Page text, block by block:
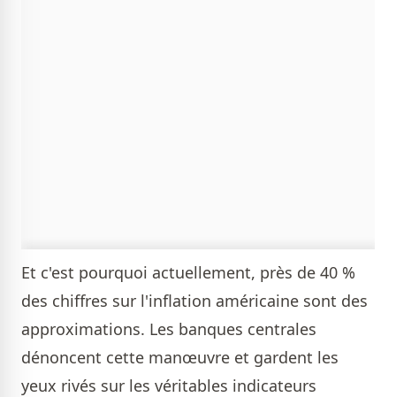
Et c'est pourquoi actuellement, près de 40 %
des chiffres sur l'inflation américaine sont des
approximations. Les banques centrales
dénoncent cette manœuvre et gardent les
yeux rivés sur les véritables indicateurs